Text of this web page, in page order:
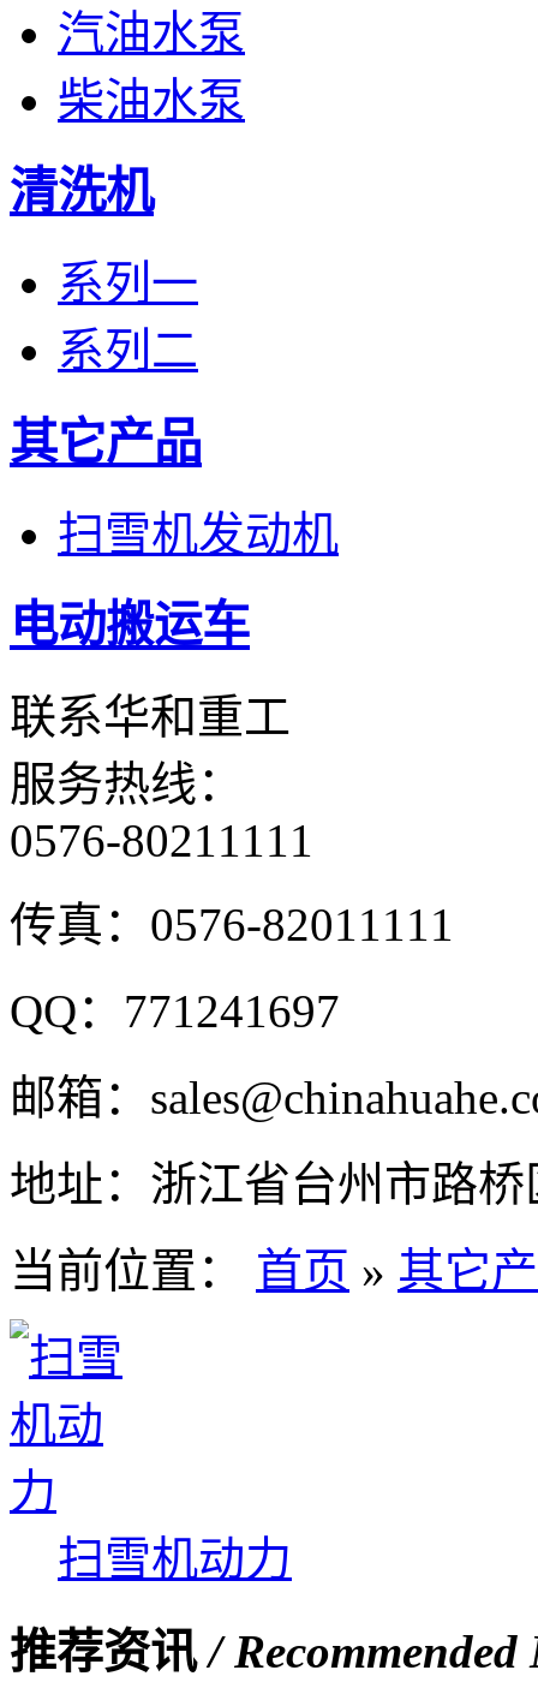
汽油水泵
柴油水泵
清洗机
系列一
系列二
其它产品
扫雪机发动机
电动搬运车
联系华和重工
服务热线：
0576-80211111
传真： 0576-82011111
QQ： 771241697
邮箱：
地址： 浙江省台州市路
当前位置：
首页 » 其它
扫雪机动力
推荐资讯/ Recommended